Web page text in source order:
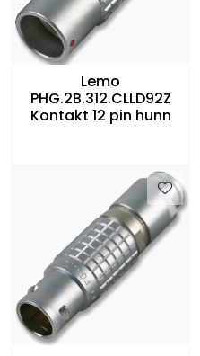
Lemo
PHG.2B.312.CLLD92Z
Kontakt 12 pin hunn